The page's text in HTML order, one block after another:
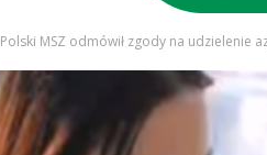
Polski MSZ odmówił zgody na udzielenie